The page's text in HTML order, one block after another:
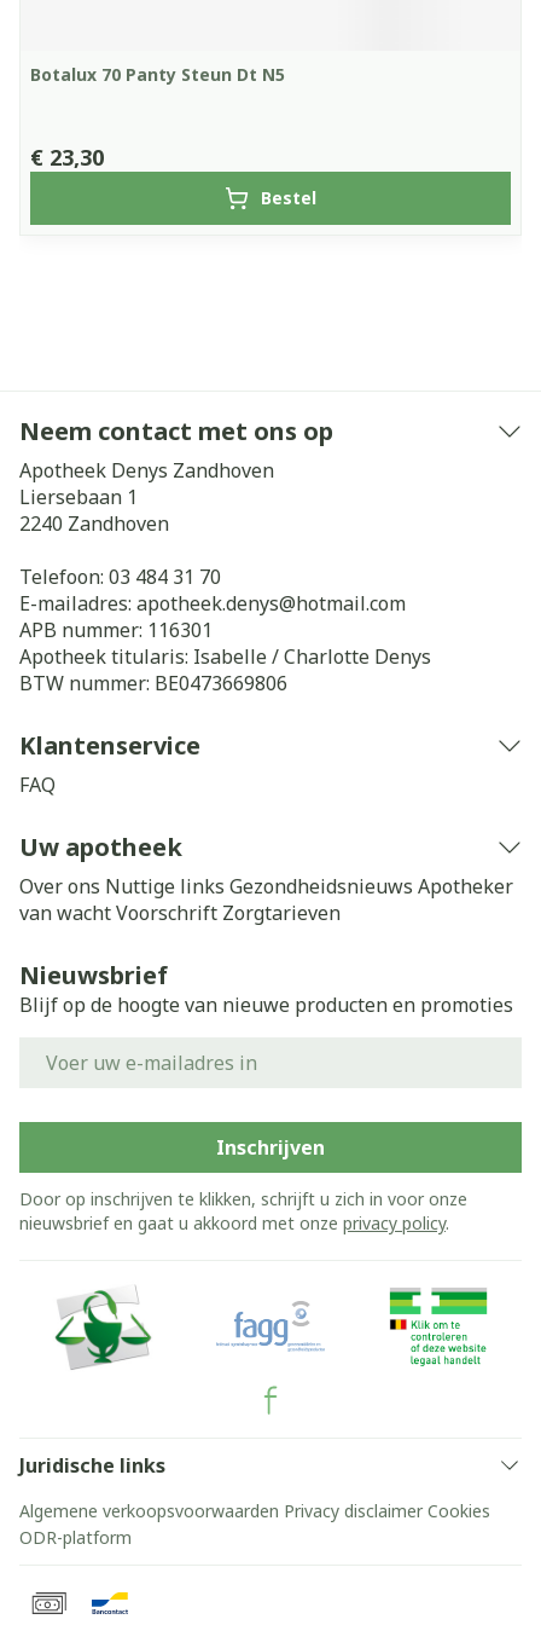
Botalux 70 Panty Steun Dt N5
€ 23,30
Bestel
Neem contact met ons op
Apotheek Denys Zandhoven
Liersebaan 1
2240 Zandhoven
Telefoon: 03 484 31 70
E-mailadres: apotheek.denys@hotmail.com
APB nummer: 116301
Apotheek titularis: Isabelle / Charlotte Denys
BTW nummer: BE0473669806
Klantenservice
FAQ
Uw apotheek
Over ons Nuttige links Gezondheidsnieuws Apotheker
van wachtVoorschrift Zorgtarieven
Nieuwsbrief
Blijf op de hoogte van nieuwe producten en promoties
Inschrijven
Door op inschrijven te klikken, schrijft u zich in voor onze
nieuwsbrief en gaat u akkoord met onze privacy policy.
Juridische links
Algemene verkoopsvoorwaarden Privacy disclaimer Cookies
ODR-platform